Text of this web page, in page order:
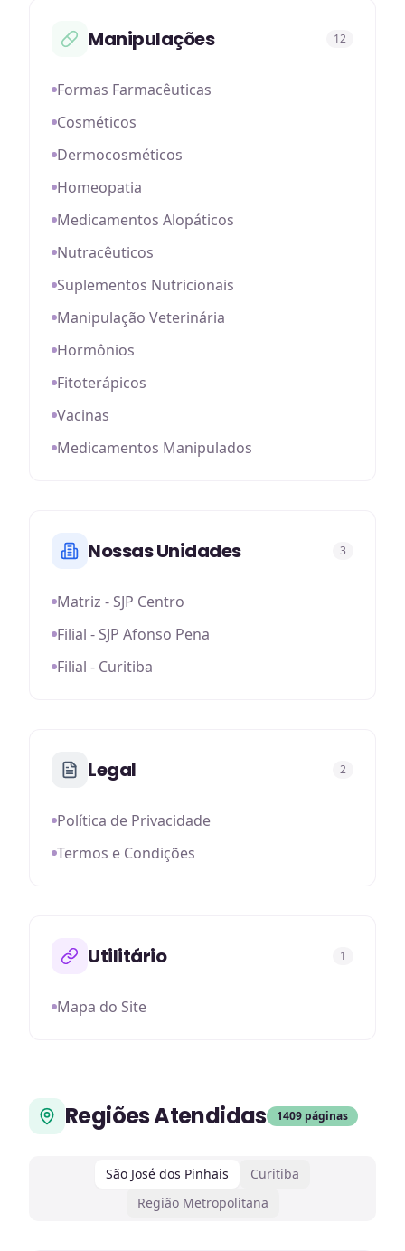
Manipulações 12
Formas Farmacêuticas
Cosméticos
Dermocosméticos
Homeopatia
Medicamentos Alopáticos
Nutracêuticos
Suplementos Nutricionais
Manipulação Veterinária
Hormônios
Fitoterápicos
Vacinas
Medicamentos Manipulados
Nossas Unidades 3
Matriz - SJP Centro
Filial - SJP Afonso Pena
Filial - Curitiba
Legal 2
Política de Privacidade
Termos e Condições
Utilitário 1
Mapa do Site
Regiões Atendidas 1409páginas
São José dos Pinhais
Curitiba
Região Metropolitana